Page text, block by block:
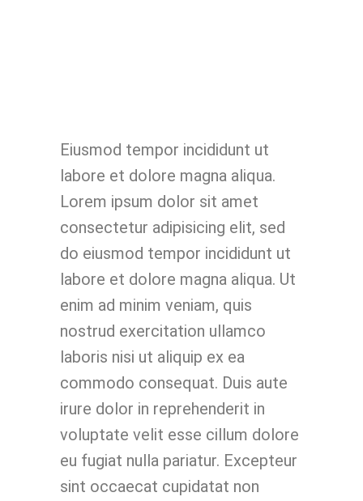
Eiusmod tempor incididunt ut
labore et dolore magna aliqua.
Lorem ipsum dolor sit amet
consectetur adipisicing elit, sed
do eiusmod tempor incididunt ut
labore et dolore magna aliqua. Ut
enim ad minim veniam, quis
nostrud exercitation ullamco
laboris nisi ut aliquip ex ea
commodo consequat. Duis aute
irure dolor in reprehenderit in
voluptate velit esse cillum dolore
eu fugiat nulla pariatur. Excepteur
sint occaecat cupidatat non